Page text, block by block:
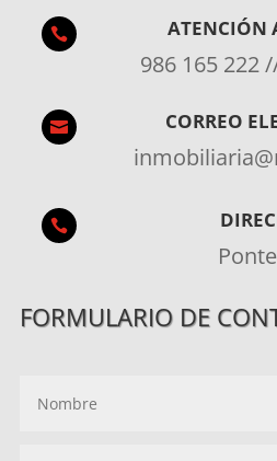
 ATENCIÓN
986 165 222
 CORREO

FORMULARIO DE